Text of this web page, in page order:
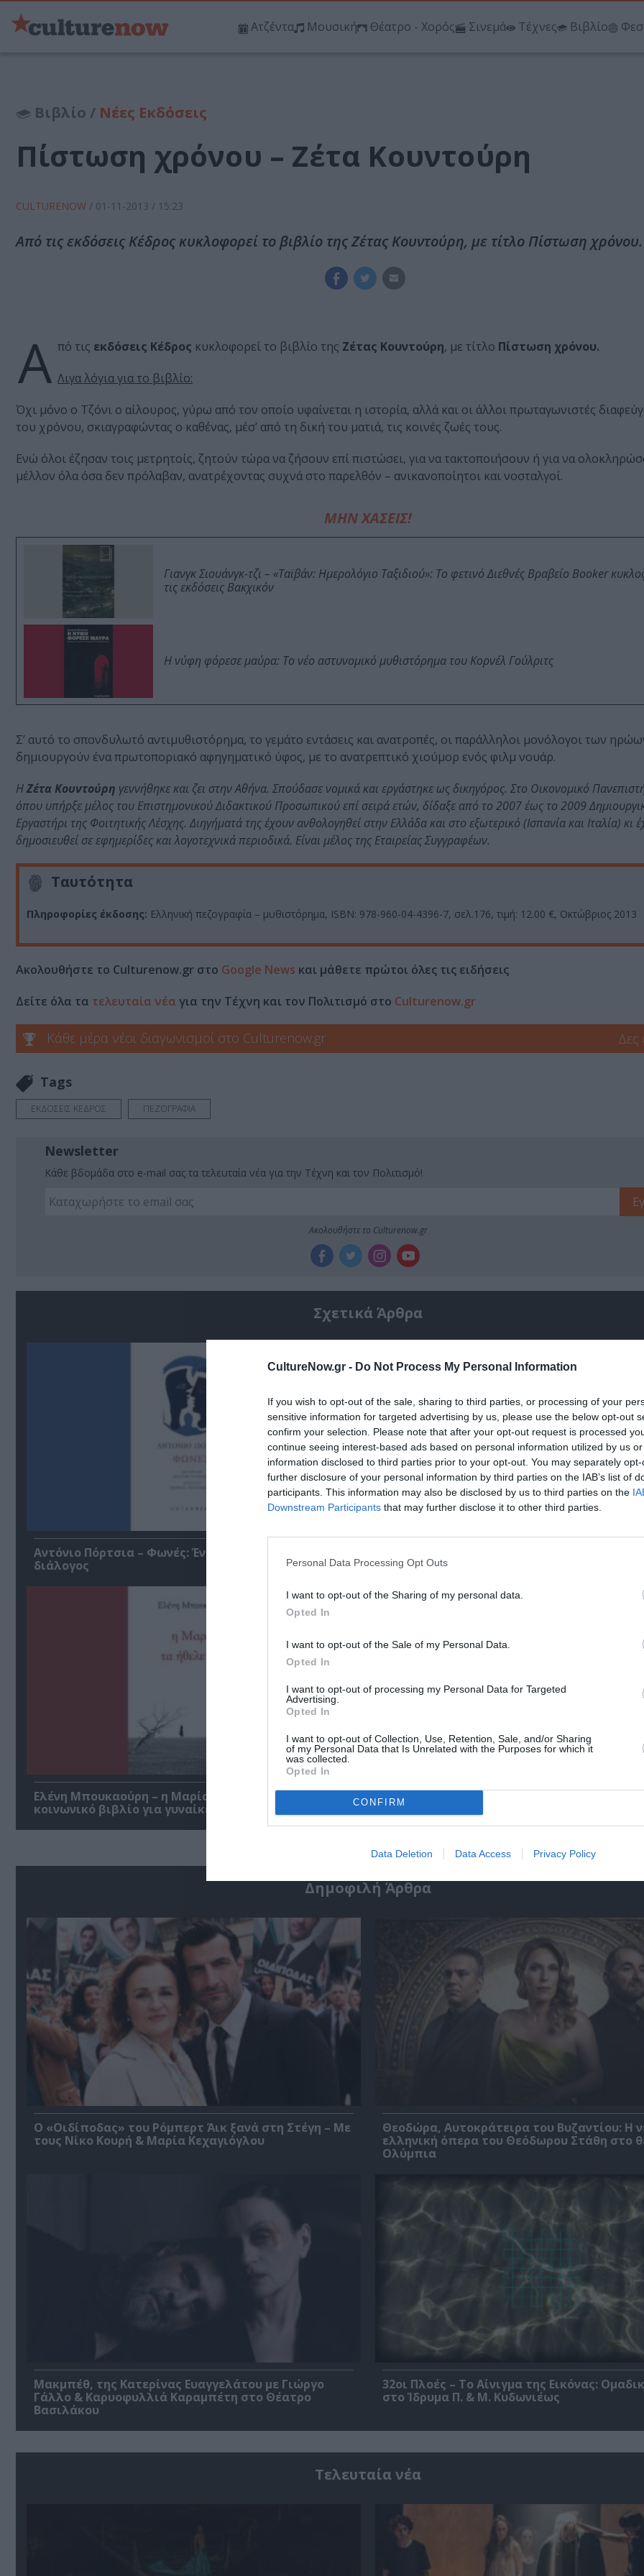
CultureNow.gr - Do Not Process My Personal Information
If you wish to opt-out of the sale, sharing to third parties, or processing of your
sensitive information for targeted advertising by us, please use the below opt-out
confirm your selection. Please note that after your opt-out request is processed
continue seeing interest-based ads based on personal information utilized by us
information disclosed to third parties prior to your opt-out. You may separately
further disclosure of your personal information by third parties on the IAB’s list of
participants. This information may also be disclosed by us to third parties on the
Downstream Participants that may further disclose it to other third parties.
Personal Data Processing Opt Outs
I want to opt-out of the Sharing of my personal data.
Opted In
I want to opt-out of the Sale of my Personal Data.
Opted In
I want to opt-out of processing my Personal Data for Targeted
Advertising.
Opted In
I want to opt-out of Collection, Use, Retention, Sale, and/or Sharing
of my Personal Data that Is Unrelated with the Purposes for which it
was collected.
Opted In
CONFIRM
Data Deletion Data Access Privacy Policy
Ατζέντα Μουσική Θέατρο - Χορός Σινεμά Τέχνες Βιβλίο
Βιβλίο / Νέες Εκδόσεις
Πίστωση χρόνου – Ζέτα Κουντούρη
CULTURENOW / 01-11-2013 / 15:23
Από τις εκδόσεις Κέδρος κυκλοφορεί το βιβλίο της Ζέτας Κουντούρη, με τίτλο Πίστωση χρόνου.
Α πό τις εκδόσεις Κέδρος κυκλοφορεί το βιβλίο της Ζέτας Κουντούρη, με τίτλο Πίστωση χρόνου.
Λιγα λόγια για το βιβλίο:
Όχι μόνο ο Tζόνι ο αίλουρος, γύρω από τον οποίο υφαίνεται η ιστορία, αλλά και οι άλλοι πρωταγωνιστές
του χρόνου, σκιαγραφώντας ο καθένας, μέσ’ από τη δική του ματιά, τις κοινές ζωές τους.
Ενώ όλοι έζησαν τοις μετρητοίς, ζητούν τώρα να ζήσουν επί πιστώσει, για να τακτοποιήσουν ή για να
μέλλον όλα όσα δεν πρόλαβαν, ανατρέχοντας συχνά στο παρελθόν – ανικανοποίητοι και νοσταλγοί.
ΜΗΝ ΧΑΣΕΙΣ!
Γιανγκ Σιουάνγκ-τζι – «Ταϊβάν: Ημερολόγιο Ταξιδιού»: Το φετινό Διεθνές Βραβείο Booker
τις εκδόσεις Βακχικόν
Η νύφη φόρεσε μαύρα: Το νέο αστυνομικό μυθιστόρημα του Κορνέλ Γούλριτς
Σ’ αυτό το σπονδυλωτό αντιμυθιστόρημα, το γεμάτο εντάσεις και ανατροπές, οι παράλληλοι μονόλογοι των
δημιουργούν ένα πρωτοποριακό αφηγηματικό ύφος, με το ανατρεπτικό χιούμορ ενός φιλμ νουάρ.
ΗΖέτα Κουντούρη γεννήθηκε και ζει στην Αθήνα. Σπούδασε νομικά και εργάστηκε ως δικηγόρος. Στο Οικονομικό
όπου υπήρξε μέλος του Επιστημονικού Διδακτικού Προσωπικού επί σειρά ετών, δίδαξε από το 2007 έως το 2009
Εργαστήρι της Φοιτητικής Λέσχης. Διηγήματά της έχουν ανθολογηθεί στην Ελλάδα και στο εξωτερικό (Ισπανία και Ιταλία) κι
δημοσιευθεί σε εφημερίδες και λογοτεχνικά περιοδικά. Είναι μέλος της Εταιρείας Συγγραφέων.
Ταυτότητα
Πληροφορίες έκδοσης: Ελληνική πεζογραφία – μυθιστόρημα, ISBN: 978-960-04-4396-7, σελ.176, τιμή: 12.00 €, Οκτώβριος 2013
Ακολουθήστε το Culturenow.gr στο Google News και μάθετε πρώτοι όλες τις ειδήσεις
Δείτε όλα τα τελευταία νέα για την Τέχνη και τον Πολιτισμό στο Culturenow.gr
Κάθε μέρα νέοι διαγωνισμοί στο Culturenow.gr Δες
Tags
ΕΚΔΟΣΕΙΣ ΚΕΔΡΟΣ ΠΕΖΟΓΡΑΦΙΑ
Newsletter
Κάθε βδομάδα στο e-mail σας τα τελευταία νέα για την Τέχνη και τον Πολιτισμό!
Ακολουθήστε το Culturenow.gr
Σχετικά Άρθρα
Αντόνιο Πόρτσια – Φωνές: Ένα βιβλίο ως εσωτερικός
διάλογος
ιστορικό βιβλίο
Ελένη Μπουκαούρη – η Μαρία τα ήθελε όλα: Ένα
κοινωνικό βιβλίο για γυναίκες
Γιώργος Χωματηνός – Βρίκελοι: Το νέο του
γεμάτο μυστήριο
Δημοφιλή Άρθρα
O «Οιδίποδας» του Ρόμπερτ Άικ ξανά στη Στέγη – Με
τους Νίκο Κουρή & Μαρία Κεχαγιόγλου
Θεοδώρα, Αυτοκράτειρα του Βυζαντίου: Η
ελληνική όπερα του Θεόδωρου Στάθη στο
Ολύμπια
Μακμπέθ, της Κατερίνας Ευαγγελάτου με Γιώργο
Γάλλο & Καρυοφυλλιά Καραμπέτη στο Θέατρο
Βασιλάκου
32οι Πλοές – Το Αίνιγμα της Εικόνας:
στο Ίδρυμα Π. & Μ. Κυδωνιέως
Τελευταία νέα